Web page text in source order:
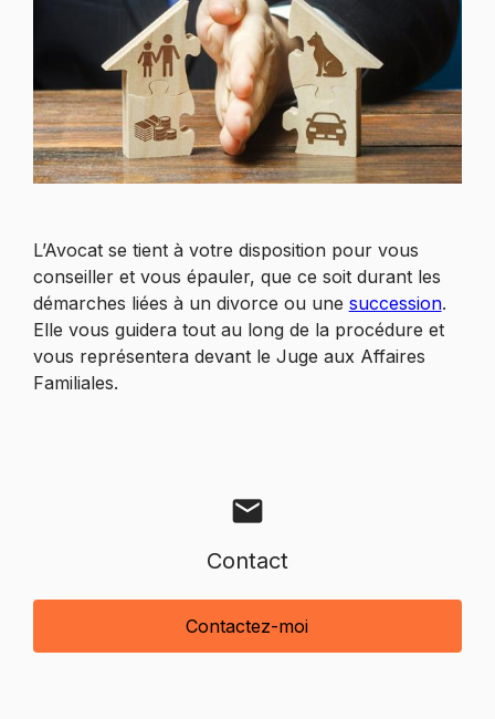
L’Avocat se tient à votre disposition pour vous
conseiller et vous épauler, que ce soit durant les
démarches liées à un divorce ou une succession.
Elle vous guidera tout au long de la procédure et
vous représentera devant le Juge aux Affaires
Familiales.
mail
Contact
Contactez-moi